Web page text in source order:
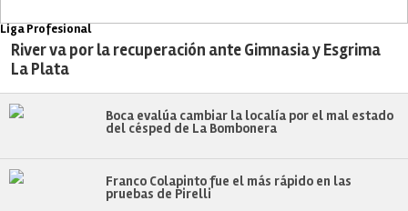
Liga Profesional
River va por la recuperación ante Gimnasia y Esgrima
La Plata
Boca evalúa cambiar la localía por el mal estado
del césped de La Bombonera
Franco Colapinto fue el más rápido en las
pruebas de Pirelli